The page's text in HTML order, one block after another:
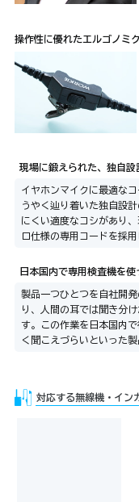
操作性に優れたエルゴノミ
現場に鍛えられた、独自設
イヤホンマイクに最適な
うやく辿り着いた独自設
にくい適度なコシがあり
ロ仕様の専用コードを採用
日本国内で専用検査機を
製品一つひとつを自社開
り、人間の耳では聞き分
す。この作業を日本国内
く聞こえづらいといった
対応する無線機・イン